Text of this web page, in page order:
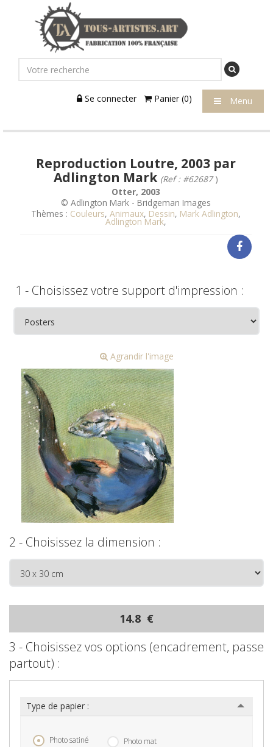
Se connecter Panier (0) Menu
Reproduction Loutre, 2003 par
Adlington Mark (Ref : #62687)
Otter, 2003
© Adlington Mark - Bridgeman Images
Thèmes : Couleurs, Animaux, Dessin, Mark Adlington,
Adlington Mark,
1 - Choisissez votre support d'impression :
Agrandir l'image
2 - Choisissez la dimension :
14.8 €
3 - Choisissez vos options (encadrement, passe
partout) :
Type de papier :
Photo satiné Photo mat